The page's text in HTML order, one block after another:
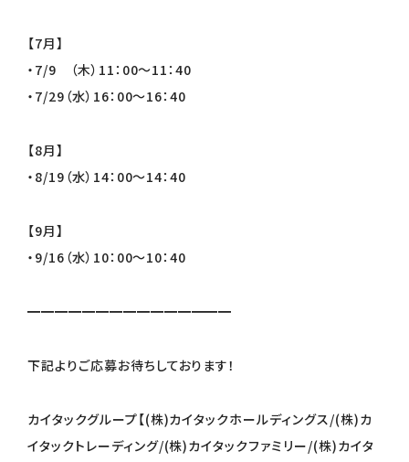
【7月】
・7/9 （木）11：00～11：40
・7/29（水）16：00～16：40
【8月】
・8/19（水）14：00～14：40
【9月】
・9/16（水）10：00～10：40
━━━━━━━━━━━━━━━
下記よりご応募お待ちしております！
カイタックグループ【(株)カイタックホールディングス/(株)カ
イタックトレーディング/(株)カイタックファミリー/(株)カイタ